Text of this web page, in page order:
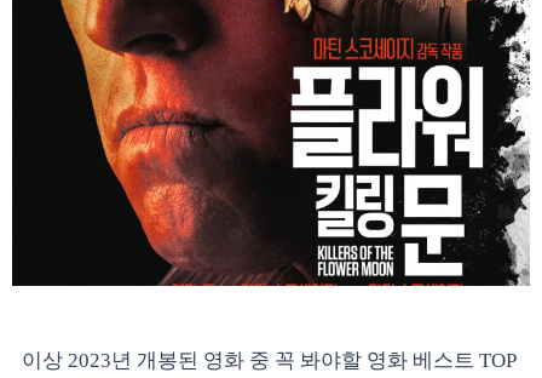
이상 2023년 개봉된 영화 중 꼭 봐야할 영화 베스트 TOP